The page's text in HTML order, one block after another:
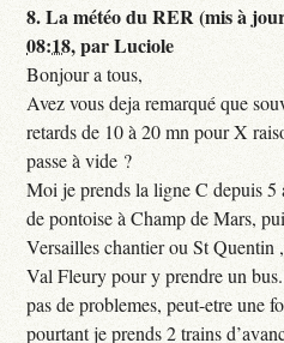
8.La météo du RER (mis à
08:18,parLuciole
Bonjour a tous,
Avez vous deja remarqué que
retards de 10 à 20 mn pour X
passe à vide ?
Moi je prends la ligne C depuis 5
de pontoise à Champ de Mars,
Versailles chantier ou St Quentin
Val Fleury pour y prendre un
pas de problemes, peut-etre une
pourtant je prends 2 trains